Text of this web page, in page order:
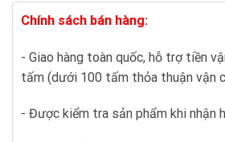
Chính sách bán hàng:
- Giao hàng toàn quốc, hỗ trợ tiền
tấm (dưới 100 tấm thỏa thuận vận
- Được kiểm tra sản phẩm khi nhận